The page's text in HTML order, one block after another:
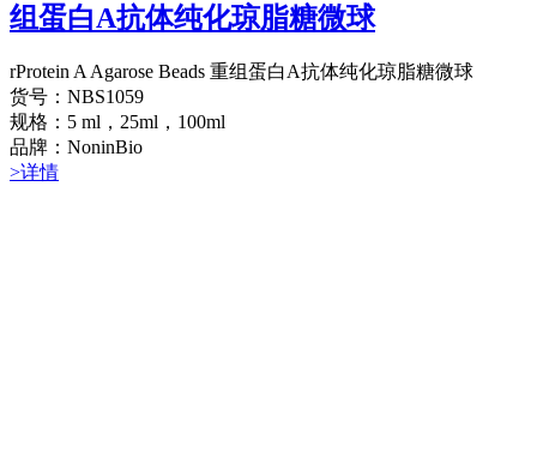
组蛋白A抗体纯化琼脂糖微球
rProtein A Agarose Beads 重组蛋白A抗体纯化琼脂糖微球
货号：NBS1059
规格：5 ml，25ml，100ml
品牌：NoninBio
>详情